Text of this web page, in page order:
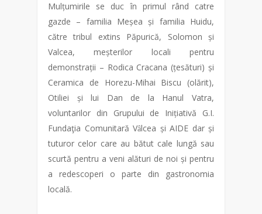
Mulțumirile se duc în primul rând catre
gazde – familia Meșea și familia Huidu,
către tribul extins Păpurică, Solomon și
Valcea, meșterilor locali pentru
demonstrații – Rodica Cracana (țesături) și
Ceramica de Horezu-Mihai Biscu (olărit),
Otiliei și lui Dan de la Hanul Vatra,
voluntarilor din Grupului de Inițiativă G.I.
Fundaţia Comunitară Vȃlcea și AIDE dar și
tuturor celor care au bătut cale lungă sau
scurtă pentru a veni alături de noi și pentru
a redescoperi o parte din gastronomia
locală.